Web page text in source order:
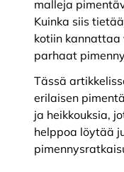
malleja
Kuinka siis
kotiin
parhaat
Tässä
erilaisen
ja heikkouksia,
helppoa löytää